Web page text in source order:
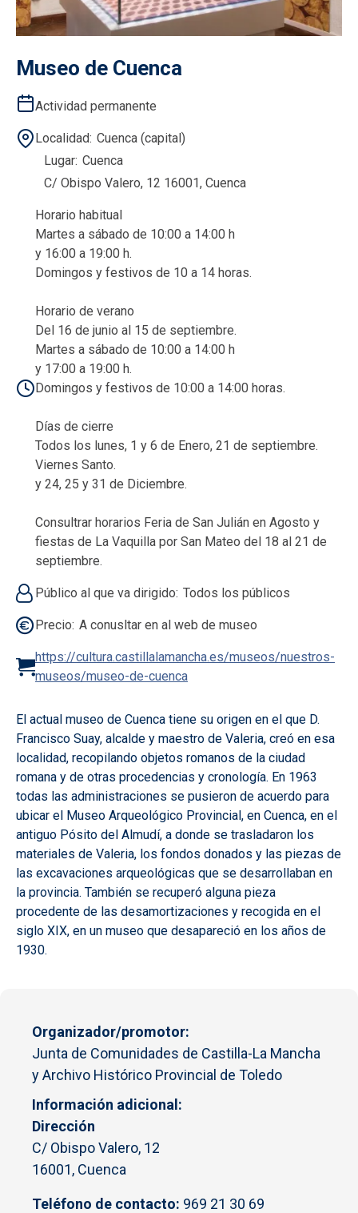
Museo de Cuenca
Actividad permanente
Localidad Cuenca (capital)
Lugar Cuenca
C/ Obispo Valero, 12 16001, Cuenca
Horario habitual
Martes a sábado de 10:00 a 14:00 h
y 16:00 a 19:00 h.
Domingos y festivos de 10 a 14 horas.
Horario de verano
Del 16 de junio al 15 de septiembre.
Martes a sábado de 10:00 a 14:00 h
y 17:00 a 19:00 h.
Domingos y festivos de 10:00 a 14:00 horas.
Días de cierre
Todos los lunes, 1 y 6 de Enero, 21 de septiembre.
Viernes Santo.
y 24, 25 y 31 de Diciembre.
Consultrar horarios Feria de San Julián en Agosto y
fiestas de La Vaquilla por San Mateo del 18 al 21 de
septiembre.
Público al que va dirigido Todos los públicos
Precio A conusltar en al web de museo
https://cultura.castillalamancha.es/museos/nuestros-
museos/museo-de-cuenca
El actual museo de Cuenca tiene su origen en el que D.
Francisco Suay, alcalde y maestro de Valeria, creó en esa
localidad, recopilando objetos romanos de la ciudad
romana y de otras procedencias y cronología. En 1963
todas las administraciones se pusieron de acuerdo para
ubicar el Museo Arqueológico Provincial, en Cuenca, en el
antiguo Pósito del Almudí, a donde se trasladaron los
materiales de Valeria, los fondos donados y las piezas de
las excavaciones arqueológicas que se desarrollaban en
la provincia. También se recuperó alguna pieza
procedente de las desamortizaciones y recogida en el
siglo XIX, en un museo que desapareció en los años de
1930.
Organizador/promotor
Junta de Comunidades de Castilla-La Mancha
y Archivo Histórico Provincial de Toledo
Información adicional
Dirección
C/ Obispo Valero, 12
16001, Cuenca
Teléfono de contacto: 969 21 30 69